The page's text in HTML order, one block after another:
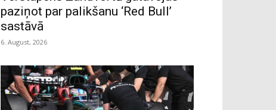
paziņot par palikšanu ‘Red Bull’
sastāvā
6. August, 2026